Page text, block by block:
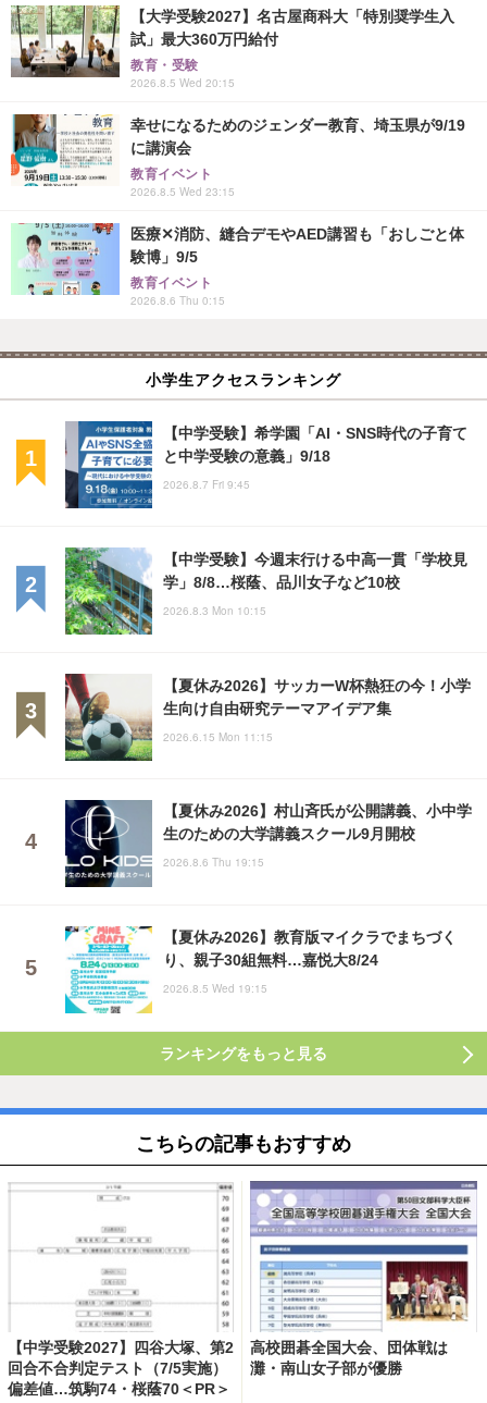
【大学受験2027】名古屋商科大「特別奨学生入
試」最大360万円給付
教育・受験
2026.8.5 Wed 20:15
幸せになるためのジェンダー教育、埼玉県が9/19
に講演会
教育イベント
2026.8.5 Wed 23:15
医療✕消防、縫合デモやAED講習も「おしごと体
験博」9/5
教育イベント
2026.8.6 Thu 0:15
小学生アクセスランキング
【中学受験】希学園「AI・SNS時代の子育て
と中学受験の意義」9/18
2026.8.7 Fri 9:45
【中学受験】今週末行ける中高一貫「学校見
学」8/8…桜蔭、品川女子など10校
2026.8.3 Mon 10:15
【夏休み2026】サッカーW杯熱狂の今！小学
生向け自由研究テーマアイデア集
2026.6.15 Mon 11:15
【夏休み2026】村山斉氏が公開講義、小中学
生のための大学講義スクール9月開校
2026.8.6 Thu 19:15
【夏休み2026】教育版マイクラでまちづく
り、親子30組無料…嘉悦大8/24
2026.8.5 Wed 19:15
ランキングをもっと見る
こちらの記事もおすすめ
【中学受験2027】四谷大塚、第2
回合不合判定テスト（7/5実施）
偏差値…筑駒74・桜蔭70＜PR＞
高校囲碁全国大会、団体戦は
灘・南山女子部が優勝